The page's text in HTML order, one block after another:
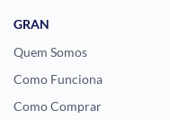
GRAN
Quem Somos
Como Funciona
Como Comprar